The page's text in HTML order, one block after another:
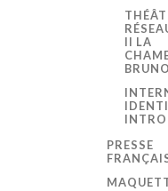
II LA
BRUNO
PRESSE